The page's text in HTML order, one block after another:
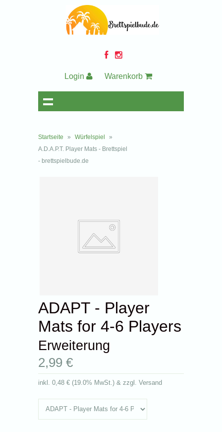
Login Warenkorb
Startseite » Würfelspiel
»
A.D.A.P.T. Player Mats - Brettspiel
- brettspielbude.de
ADAPT - Player
Mats for 4-6 Players
Erweiterung
2,99 €
inkl.0,48 € (19.0% MwSt.) & zzgl. Versand